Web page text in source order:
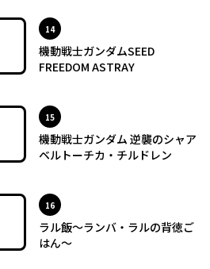
14位
機動戦士ガンダムSEED
FREEDOM ASTRAY
15位
機動戦士ガンダム 逆襲のシャア
ベルトーチカ・チルドレン
16位
ラル飯～ランバ・ラルの背徳ご
はん～